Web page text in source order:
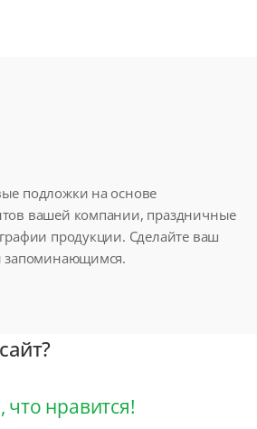
подложки на основе
вашей компании, праздничные
продукции. Сделайте ваш
запоминающимся.
нравится!